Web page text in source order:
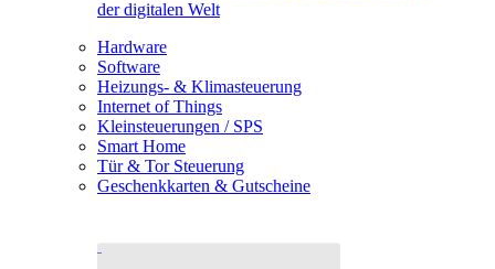
der digitalen Welt
Hardware
Software
Heizungs- & Klimasteuerung
Internet of Things
Kleinsteuerungen / SPS
Smart Home
Tür & Tor Steuerung
Geschenkkarten & Gutscheine